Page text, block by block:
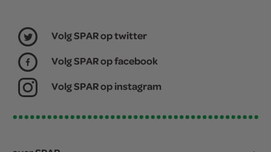
Volg SPAR op twitter
Volg SPAR op facebook
Volg SPAR op instagram